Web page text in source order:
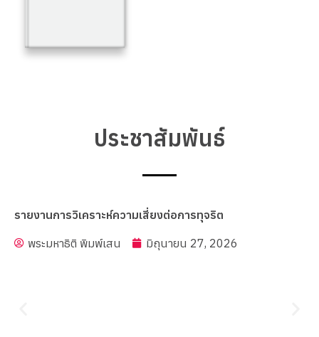
ประชาสัมพันธ์
รายงานการวิเคราะห์ความเสี่ยงต่อการทุจริต
พระมหาธิติ พิมพ์เสน
มิถุนายน 27, 2026